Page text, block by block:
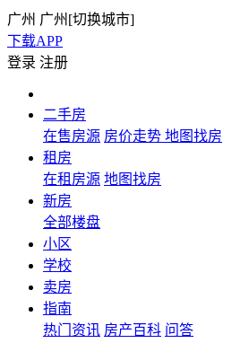
广州 广州[切换城市]
下载APP
登录 注册
二手房
在售房源 房价走势 地图找房
租房
在租房源 地图找房
新房
全部楼盘
小区
学校
卖房
指南
热门资讯 房产百科 问答